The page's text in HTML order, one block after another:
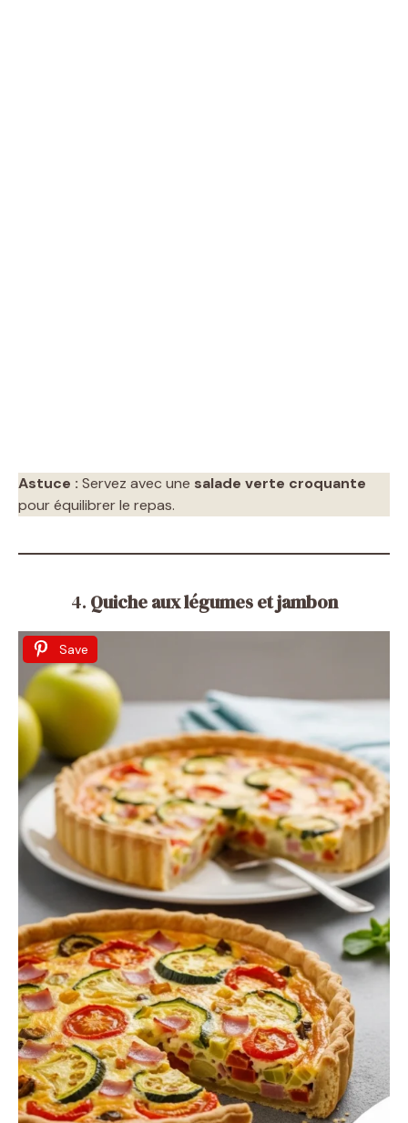
Astuce : Servez avec une salade verte croquante
pour équilibrer le repas.
4. Quiche aux légumes et jambon
Save